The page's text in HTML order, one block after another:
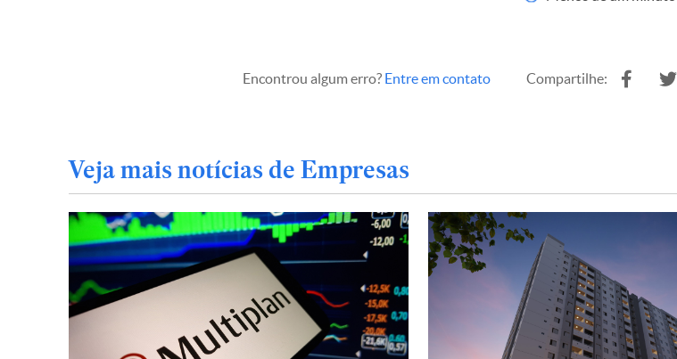
Encontrou algum erro? Entre em contato Compartilhe:
Veja mais notícias de Empresas